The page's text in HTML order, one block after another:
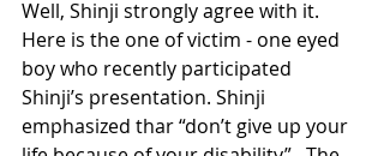
Well, Shinji strongly agree with it.
Here is the one of victim - one eyed
boy who recently participated
Shinji’s presentation. Shinji
emphasized thar “don’t give up your